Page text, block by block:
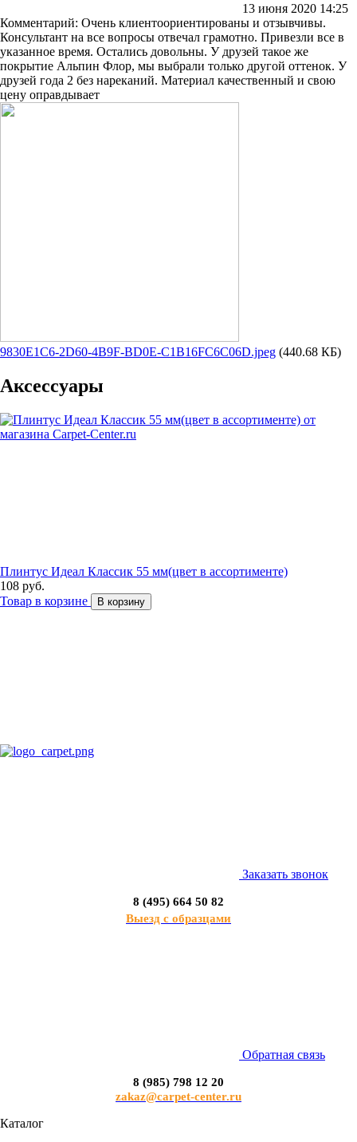
13 июня 2020 14:25
Комментарий: Очень клиентоориентированы и отзывчивы.
Консультант на все вопросы отвечал грамотно. Привезли все в
указанное время. Остались довольны. У друзей такое же
покрытие Альпин Флор, мы выбрали только другой оттенок. У
друзей года 2 без нареканий. Материал качественный и свою
цену оправдывает
9830E1C6-2D60-4B9F-BD0E-C1B16FC6C06D.jpeg (440.68 КБ)
Аксессуары
Плинтус Идеал Классик 55 мм(цвет в ассортименте)
108 руб.
Товар в корзине
В корзину
Заказать звонок
8 (495) 664 50 82
Выезд с образцами
Обратная связь
8 (985) 798 12 20
zakaz@carpet-center.ru
Каталог